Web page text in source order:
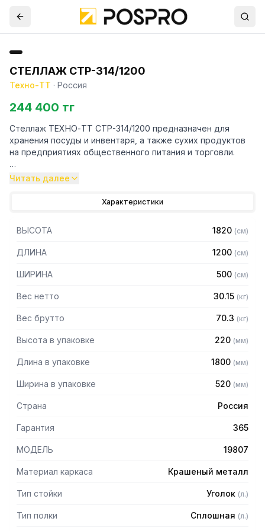
СТЕЛЛАЖ СТР-314/1200
Техно-ТТ · Россия
244 400 тг
Стеллаж ТЕХНО-ТТ СТР-314/1200 предназначен для
хранения посуды и инвентаря, а также сухих продуктов
на предприятиях общественного питания и торговли.
Особенности:
— Стеллаж технологический разборный
— Четыре сплошные полки из нержавеющей стали марки
AISI 430 толщиной 0,8 мм
— Расстояние между полками регулируемое с шагом 50
мм
— Стеллаж поставляется в разобранном виде
Читать далее
Характеристики
ВЫСОТА 1820 (см)
ДЛИНА 1200 (см)
ШИРИНА 500 (см)
Вес нетто 30.15 (кг)
Вес брутто 70.3 (кг)
Высота в упаковке 220 (мм)
Длина в упаковке 1800 (мм)
Ширина в упаковке 520 (мм)
Страна Россия
Гарантия 365
МОДЕЛЬ 19807
Материал каркаса Крашеный металл
Тип стойки Уголок (л.)
Тип полки Сплошная (л.)